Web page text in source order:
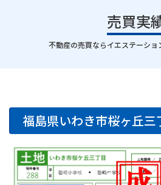
売買実
｜
不動産の売買ならイエステーシ
福島県いわき市桜ヶ丘